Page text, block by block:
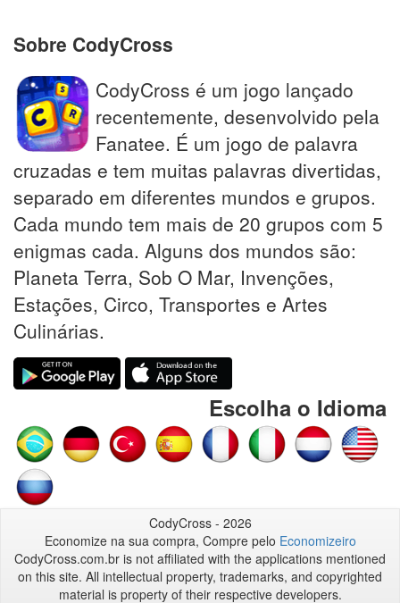
Sobre CodyCross
CodyCross é um jogo lançado
recentemente, desenvolvido pela
Fanatee. É um jogo de palavra
cruzadas e tem muitas palavras divertidas,
separado em diferentes mundos e grupos.
Cada mundo tem mais de 20 grupos com 5
enigmas cada. Alguns dos mundos são:
Planeta Terra, Sob O Mar, Invenções,
Estações, Circo, Transportes e Artes
Culinárias.
Escolha o Idioma
CodyCross - 2026
Economize na sua compra, Compre pelo Economizeiro
CodyCross.com.br is not affiliated with the applications mentioned
on this site. All intellectual property, trademarks, and copyrighted
material is property of their respective developers.